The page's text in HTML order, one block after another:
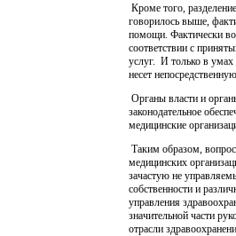
Кроме того,
говорилось выше,
помощи. Фактически во
соответствии с
услуг. И только в умах
несет
Органы власти и
законодательное
медицинские
Таким образом,
медицинских
зачастую не
собственности и
управления
значительной части
отрасли